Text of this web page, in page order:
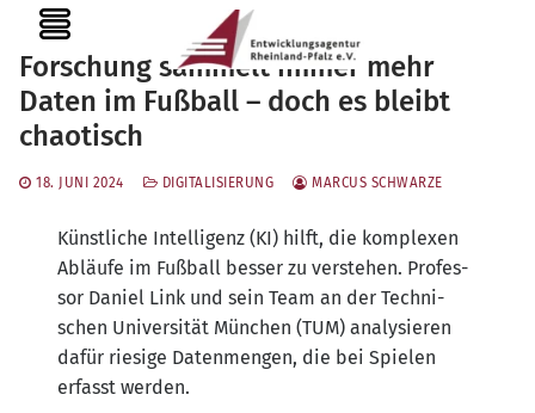
Inhalt
springen
Forschung sammelt immer mehr
Daten im Fußball – doch es bleibt
chaotisch
18. JUNI 2024 DIGITALISIERUNG MARCUS SCHWARZE
Künst­li­che Intel­li­genz (KI) hilft, die kom­ple­xen
Abläu­fe im Fuß­ball bes­ser zu ver­ste­hen. Pro­fes­
sor Dani­el Link und sein Team an der Tech­ni­
schen Uni­ver­si­tät Mün­chen (TUM) ana­ly­sie­ren
dafür rie­si­ge Daten­men­gen, die bei Spie­len
erfasst werden.